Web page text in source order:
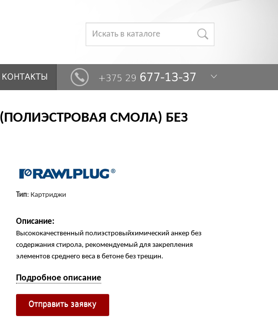
КОНТАКТЫ +375 29 677-13-37
СМОЛА) БЕЗ
Тип: Картриджи
Описание:
Высококачественный полиэстровыйхимический анкер без
содержания стирола, рекомендуемый для закрепления
элементов среднего веса в бетоне без трещин.
Подробное описание
Отправить заявку